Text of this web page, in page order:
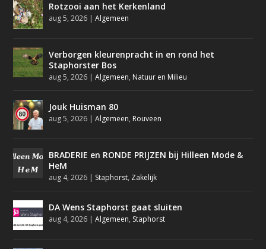
Rotzooi aan het Kerkenland
aug 5, 2026 |Algemeen
Verborgen kleurenpracht in en rond het
Staphorster Bos
aug 5, 2026 |Algemeen, Natuur en Milieu
Jouk Huisman 80
aug 5, 2026 |Algemeen, Rouveen
BRADERIE en RONDE PRIJZEN bij Hilleen Mode &
HeM
aug 4, 2026 | Staphorst, Zakelijk
DA Wens Staphorst gaat sluiten
aug 4, 2026 |Algemeen, Staphorst